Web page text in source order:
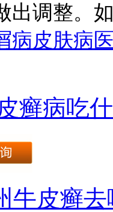
出调整。
病皮肤病
癣病吃
牛皮癣